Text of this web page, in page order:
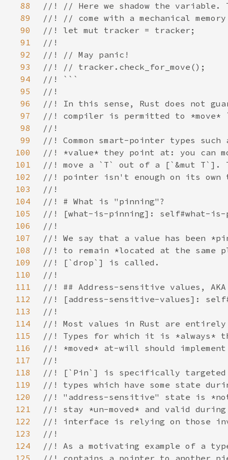
88
89
90
91
92
93
94
95
96
97
98
99
100
101
102
103
104
105
106
107
108
109
110
111
112
113
114
115
116
117
118
119
120
121
122
123
124
125